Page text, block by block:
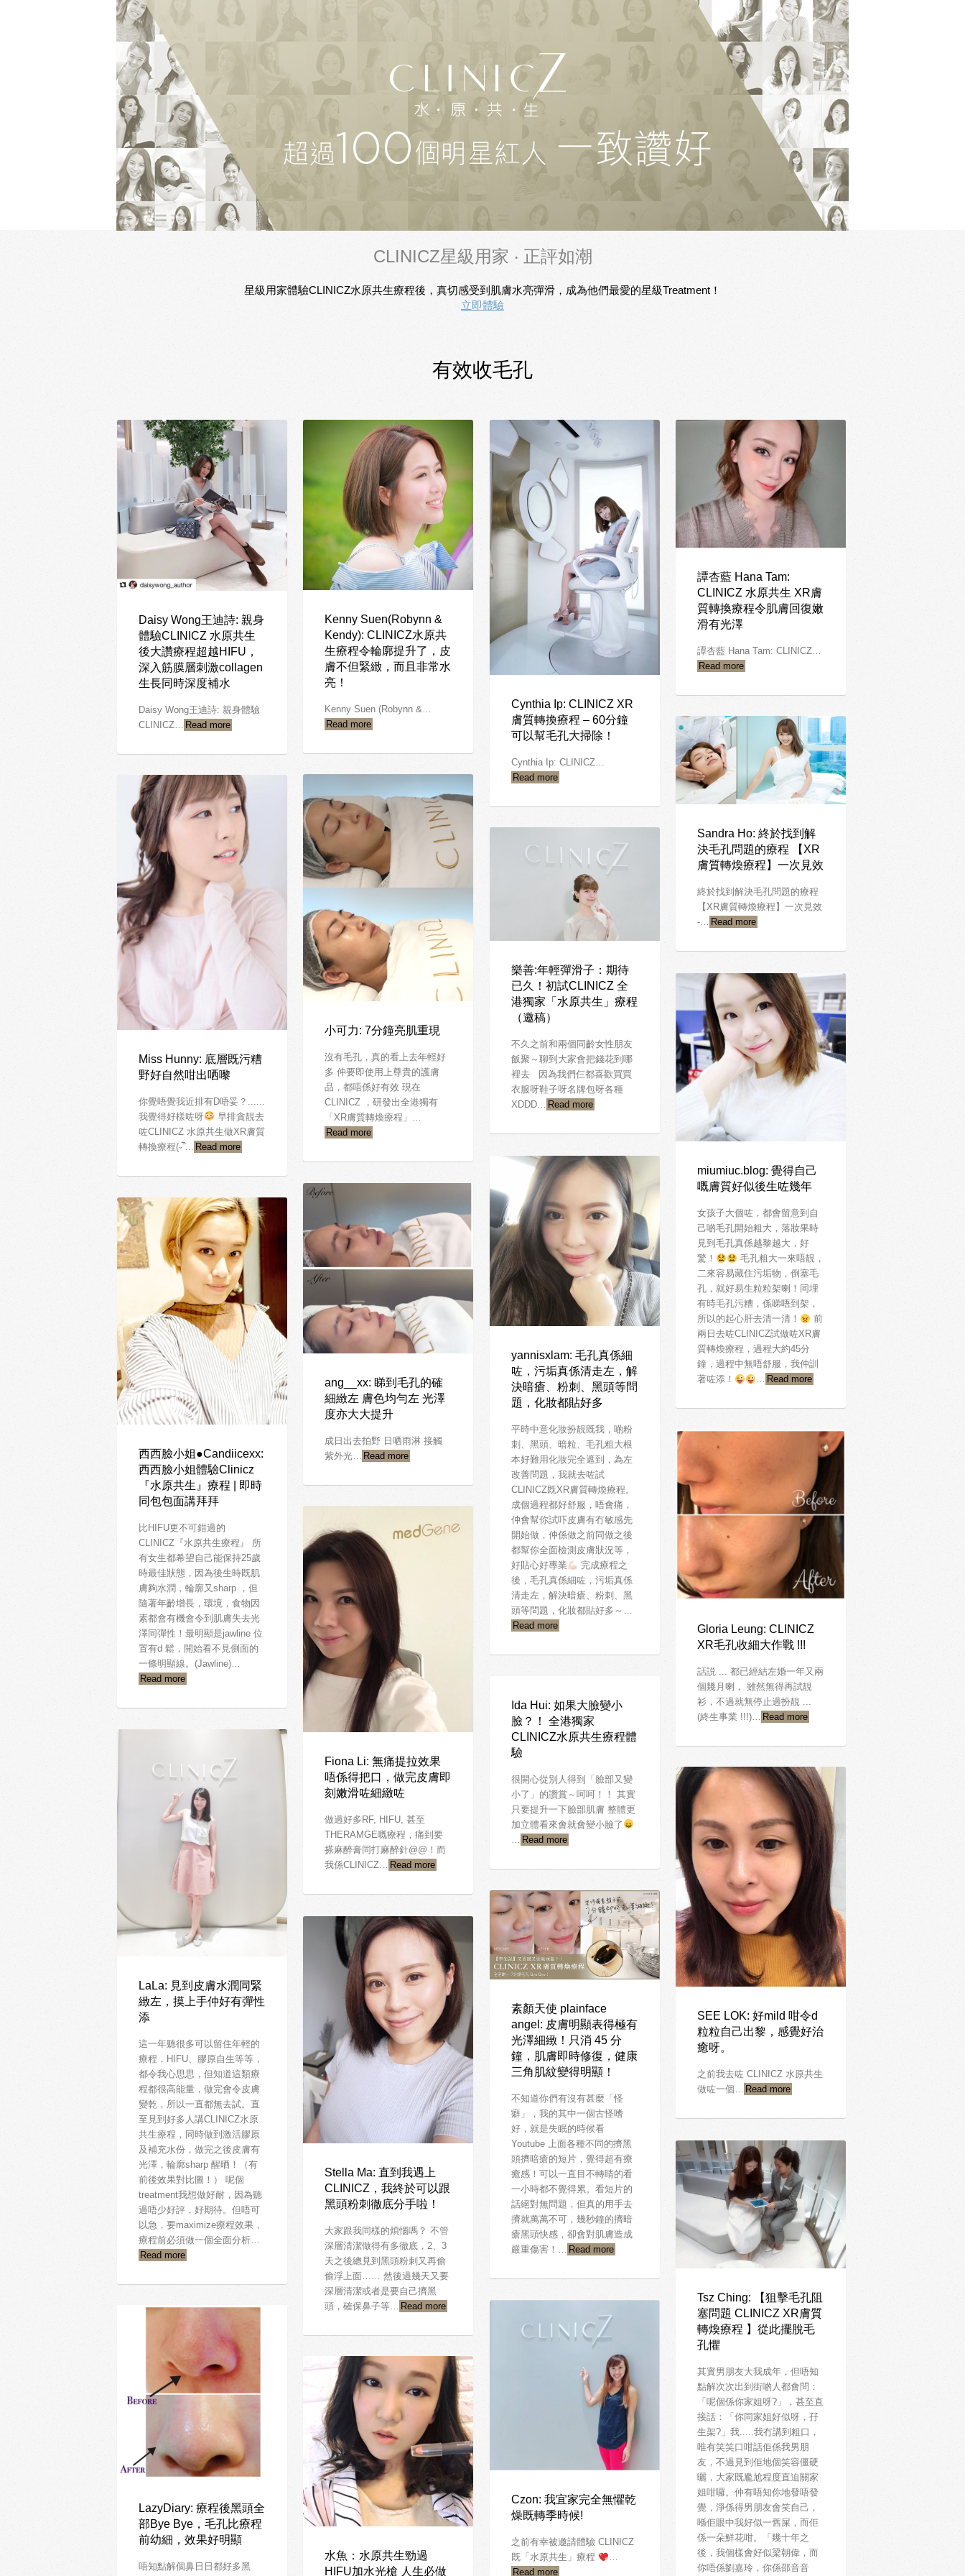
CLINICZ星級用家 ‧ 正評如潮
星級用家體驗CLINICZ水原共生療程後，真切感受到肌膚水亮彈滑，成為他們最愛的星級Treatment！
立即體驗
有效收毛孔
Daisy Wong王迪詩: 親身
體驗CLINICZ 水原共生
後大讚療程超越HIFU，
深入筋膜層刺激collagen
生長同時深度補水
Daisy Wong王迪詩: 親身體驗
CLINICZ…
Read more
Kenny Suen(Robynn &
Kendy): CLINICZ水原共
生療程令輪廓提升了，皮
膚不但緊緻，而且非常水
亮！
Kenny Suen (Robynn &…
Read more
Cynthia Ip: CLINICZ XR
膚質轉換療程 – 60分鐘
可以幫毛孔大掃除！
Cynthia Ip: CLINICZ…
Read more
譚杏藍 Hana Tam:
CLINICZ 水原共生 XR膚
質轉換療程令肌膚回復嫩
滑有光澤
譚杏藍 Hana Tam: CLINICZ…
Read more
Sandra Ho: 終於找到解
決毛孔問題的療程 【XR
膚質轉煥療程】一次見效
終於找到解決毛孔問題的療程
【XR膚質轉煥療程】一次見效
-… Read more
小可力: 7分鐘亮肌重現
沒有毛孔，真的看上去年輕好
多 仲要即使用上尊貴的護膚
品，都唔係好有效 現在
CLINICZ ，研發出全港獨有
「XR膚質轉煥療程」…
Read more
Miss Hunny: 底層既污糟
野好自然咁出哂嚟
你覺唔覺我近排有D唔妥？......
我覺得好樣咗呀
早排貪靚去
咗CLINICZ 水原共生做XR膚質
轉換療程(˶‾᷄…
Read more
樂善:年輕彈滑子：期待
已久！初試CLINICZ 全
港獨家「水原共生」療程
（邀稿）
不久之前和兩個同齡女性朋友
飯聚～聊到大家會把錢花到哪
裡去 因為我們仨都喜歡買買
衣服呀鞋子呀名牌包呀各種
XDDD… Read more
miumiuc.blog: 覺得自己
嘅膚質好似後生咗幾年
女孩子大個咗，都會留意到自
己啲毛孔開始粗大，落妝果時
見到毛孔真係越黎越大，好
驚！
毛孔粗大一來唔靚，
二來容易藏住污垢物，倒塞毛
孔，就好易生粒粒架喇！同埋
有時毛孔污糟，係睇唔到架，
所以的起心肝去清一清！
前
兩日去咗CLINICZ試做咗XR膚
質轉煥療程，過程大約45分
鐘，過程中無唔舒服，我仲訓
著咗添！
… Read more
yannisxlam: 毛孔真係細
咗，污垢真係清走左，解
決暗瘡、粉刺、黑頭等問
題，化妝都貼好多
平時中意化妝扮靚既我，啲粉
刺、黑頭、暗粒、毛孔粗大根
本好難用化妝完全遮到，為左
改善問題，我就去咗試
CLINICZ既XR膚質轉煥療程。
成個過程都好舒服，唔會痛，
仲會幫你試吓皮膚有冇敏感先
開始做，仲係做之前同做之後
都幫你全面檢測皮膚狀況等，
好貼心好專業
完成療程之
後，毛孔真係細咗，污垢真係
清走左，解決暗瘡、粉刺、黑
頭等問題，化妝都貼好多～…
Read more
ang__xx: 睇到毛孔的確
細緻左 膚色均勻左 光澤
度亦大大提升
成日出去拍野 日哂雨淋 接觸
紫外光…
Read more
西西臉小姐●Candiicexx:
西西臉小姐體驗Clinicz
『水原共生』療程 | 即時
同包包面講拜拜
比HIFU更不可錯過的
CLINICZ『水原共生療程』 所
有女生都希望自己能保持25歲
時最佳狀態，因為後生時既肌
膚夠水潤，輪廓又sharp ，但
隨著年齡增長，環境，食物因
素都會有機會令到肌膚失去光
澤同彈性！最明顯是jawline 位
置有d 鬆，開始看不見側面的
一條明顯線。(Jawline)…
Read more
Gloria Leung: CLINICZ
XR毛孔收細大作戰 !!!
話説 ... 都已經結左婚一年又兩
個幾月喇， 雖然無得再試靚
衫，不過就無停止過扮靚 ...
(終生事業 !!!)…
Read more
Fiona Li: 無痛提拉效果
唔係得把口，做完皮膚即
刻嫩滑咗細緻咗
做過好多RF, HIFU, 甚至
THERAMGE嘅療程，痛到要
搽麻醉膏同打麻醉針@@！而
我係CLINICZ… Read more
Ida Hui: 如果大臉變小
臉？！ 全港獨家
CLINICZ水原共生療程體
驗
很開心從別人得到「臉部又變
小了」的讚賞～呵呵！！ 其實
只要提升一下臉部肌膚 整體更
加立體看來會就會變小臉了
… Read more
LaLa: 見到皮膚水潤同緊
緻左，摸上手仲好有彈性
添
這一年聽很多可以留住年輕的
療程，HIFU、膠原自生等等，
都令我心思思，但知道這類療
程都很高能量，做完會令皮膚
變乾，所以一直都無去試。直
至見到好多人講CLINICZ水原
共生療程，同時做到激活膠原
及補充水份，做完之後皮膚有
光澤，輪廓sharp 醒晒！（有
前後效果對比圖！） 呢個
treatment我想做好耐，因為聽
過唔少好評，好期待。但唔可
以急，要maximize療程效果，
療程前必須做一個全面分析…
Read more
SEE LOK: 好mild 咁令d
粒粒自己出黎，感覺好治
癒呀。
之前我去咗 CLINICZ 水原共生
做咗一個… Read more
素顏天使 plainface
angel: 皮膚明顯表得極有
光澤細緻！只消 45 分
鐘，肌膚即時修復，健康
三角肌紋變得明顯！
不知道你們有沒有甚麼「怪
癖」，我的其中一個古怪嗜
好，就是失眠的時候看
Youtube 上面各種不同的擠黑
頭擠暗瘡的短片，覺得超有療
癒感！可以一直目不轉睛的看
一小時都不覺得累。看短片的
話絕對無問題，但真的用手去
擠就萬萬不可，幾秒鐘的擠暗
瘡黑頭快感，卻會對肌膚造成
嚴重傷害！…
Read more
Stella Ma: 直到我遇上
CLINICZ，我終於可以跟
黑頭粉刺徹底分手啦！
大家跟我同樣的煩惱嗎？ 不管
深層清潔做得有多徹底，2、3
天之後總見到黑頭粉刺又再偷
偷浮上面…… 然後過幾天又要
深層清潔或者是要自己擠黑
頭，確保鼻子等…
Read more
Tsz Ching: 【狙擊毛孔阻
塞問題 CLINICZ XR膚質
轉煥療程 】從此擺脫毛
孔懼
其實男朋友大我成年，但唔知
點解次次出到街啲人都會問：
「呢個係你家姐呀?」，甚至直
接話：「你同家姐好似呀，孖
生架?」我.....我冇講到粗口，
唯有笑笑口咁話佢係我男朋
友，不過見到佢地個笑容僵硬
曬，大家既尷尬程度直迫關家
姐咁囉。仲有唔知你地發唔發
覺，淨係得男朋友會笑自己，
喺佢眼中我好似一舊屎，而佢
係一朵鮮花咁。「幾十年之
後，我個樣會好似梁朝偉，而
你唔係劉嘉玲，你係邵音音
Czon: 我宜家完全無懼乾
燥既轉季時候!
之前有幸被邀請體驗 CLINICZ
既「水原共生」療程
…
Read more
LazyDiary: 療程後黑頭全
部Bye Bye，毛孔比療程
前幼細，效果好明顯
唔知點解個鼻日日都好多黑
水魚：水原共生勁過
HIFU加水光槍 人生必做